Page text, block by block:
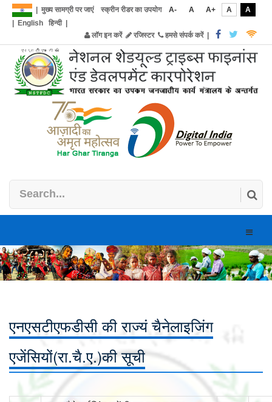
मुख्य सामग्री पर जाएं स्क्रीन रीडर का उपयोग A- A A+ A
A
English हिन्दी|
लॉग इन करें
रजिस्टर हमसे संपर्क करें|
Toggle
एनएसटीएफडीसी की राज्यं चैनेलाइजिंग
एजेंसियों(रा.चै.ए.)की सूची